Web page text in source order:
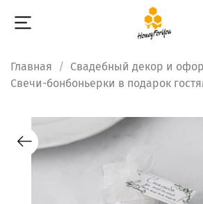
Главная Свадебный декор и
Свечи-бонбоньерки в подарок